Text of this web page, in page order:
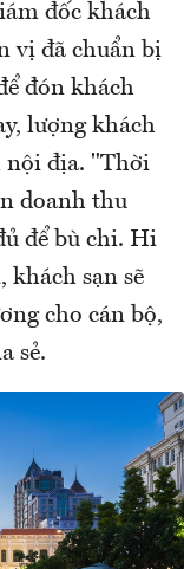
đốc khách
vị đã chuẩn bị
đón khách
lượng khách
nội địa. "Thời
doanh thu
để bù chi. Hi
khách sạn sẽ
cho cán bộ,
sẻ.